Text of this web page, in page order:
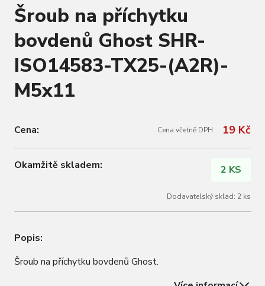
Šroub na příchytku
bovdenů Ghost SHR-
ISO14583-TX25-(A2R)-
M5x11
Cena: Cena včetně DPH 19 Kč
Okamžitě skladem: 2 KS
Dodavatelský sklad: 2 ks
Popis:
Šroub na příchytku bovdenů Ghost.